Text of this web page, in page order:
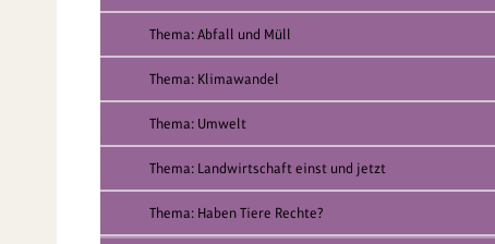
Thema: Abfall und Müll
Thema: Klimawandel
Thema: Umwelt
Thema: Landwirtschaft einst und jetzt
Thema: Haben Tiere Rechte?